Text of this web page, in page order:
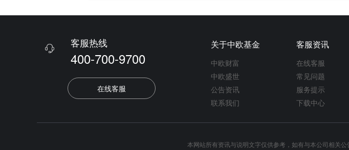
 客服热线
400-700-9700
在线客服
关于中欧基金
中欧财富
中欧盛世
公告资讯
联系我们
客服资讯
在线客服
常见问题
服务提示
下载中心
本网站所有资讯与说明文字仅供参考，如有与本公司相关